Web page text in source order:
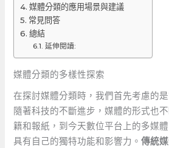
媒體分類的應用場景與建議
常見問答
總結
延伸閱讀:
媒體分類的多樣性探索
在探討媒體分類時，我們首先考慮的
隨著科技的不斷進步，媒體的形式也
籍和報紙，到今天數位平台上的多媒
具有自己的獨特功能和影響力。傳統